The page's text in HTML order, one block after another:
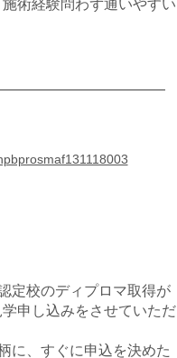
術経験問わず通いやすい
定校のディプロマ取得が
申し込みをさせていただ
に、すぐに申込を決めた